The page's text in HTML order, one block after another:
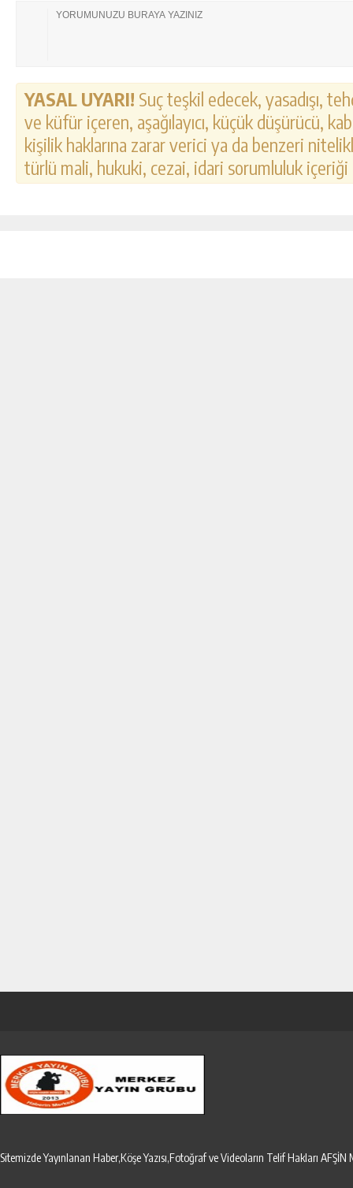
YASAL UYARI! Suç teşkil edecek, yasadışı,
ve küfür içeren, aşağılayıcı, küçük düşürücü,
kişilik haklarına zarar verici ya da benzeri
türlü mali, hukuki, cezai, idari sorumluluk
Sitemizde Yayınlanan Haber,Köşe Yazısı,Fotoğraf ve Videoların Telif Hakları